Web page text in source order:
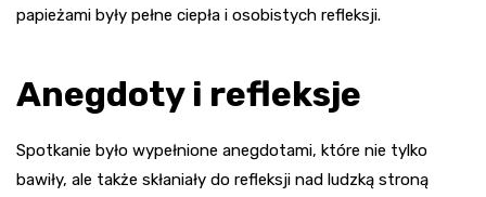
papieżami były pełne ciepła i osobistych refleksji.
Anegdoty i refleksje
Spotkanie było wypełnione anegdotami, które nie tylko
bawiły, ale także skłaniały do refleksji nad ludzką stroną